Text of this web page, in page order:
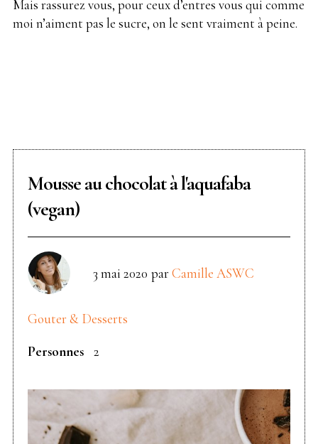
Mais rassurez vous, pour ceux d’entres vous qui comme
moi n’aiment pas le sucre, on le sent vraiment à peine.
Mousse au chocolat à l'aquafaba
(vegan)
3 mai 2020 parCamille ASWC
Gouter & Desserts
Personnes
2